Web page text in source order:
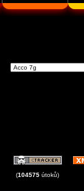
(104575 útoků)